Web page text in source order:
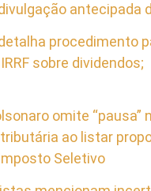
antecipada
procedimento
sobre dividendos;
omite “pausa”
ao listar
Seletivo